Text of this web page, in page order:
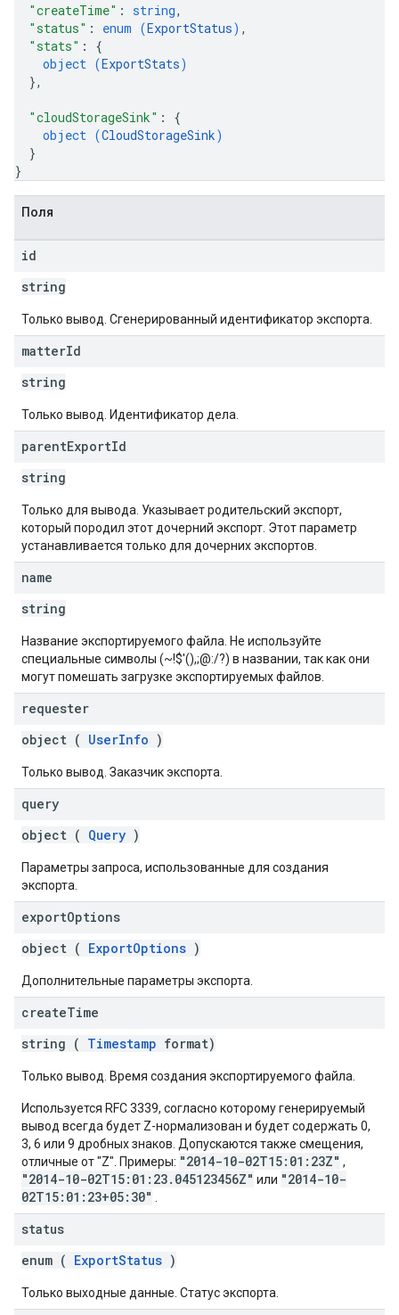
"createTime" : string,
"status" : enum (ExportStatus) ,
"stats" : {
object (ExportStats)
},
"cloudStorageSink" : {
object (CloudStorageSink)
}
}
Поля
id
string
Только вывод. Сгенерированный идентификатор экспорта.
matterId
string
Только вывод. Идентификатор дела.
parentExportId
string
Только для вывода. Указывает родительский экспорт,
который породил этот дочерний экспорт. Этот параметр
устанавливается только для дочерних экспортов.
name
string
Название экспортируемого файла. Не используйте
специальные символы (~!$'(),;@:/?) в названии, так как они
могут помешать загрузке экспортируемых файлов.
requester
object ( UserInfo )
Только вывод. Заказчик экспорта.
query
object ( Query )
Параметры запроса, использованные для создания
экспорта.
exportOptions
object ( ExportOptions )
Дополнительные параметры экспорта.
createTime
string ( Timestamp format)
Только вывод. Время создания экспортируемого файла.
Используется RFC 3339, согласно которому генерируемый
вывод всегда будет Z-нормализован и будет содержать 0,
3, 6 или 9 дробных знаков. Допускаются также смещения,
отличные от "Z". Примеры: "2014-10-02T15:01:23Z" ,
"2014-10-02T15:01:23.045123456Z" или "2014-10-
02T15:01:23+05:30"
status
enum ( ExportStatus )
Только выходные данные. Статус экспорта.